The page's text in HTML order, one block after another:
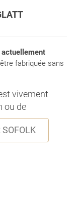
actuellement
fabriquée sans
vivement
ou de